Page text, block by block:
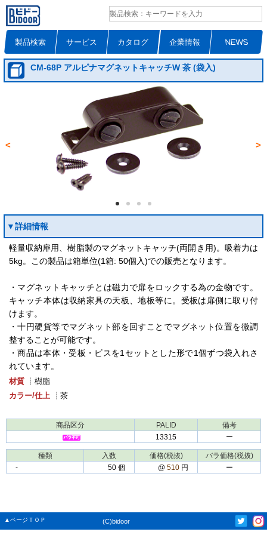
製品検索 サービス カタログ 企業情報 NEWS
CM-68P アルピナマグネットキャッチW 茶 (袋入)
< >
▼詳細情報
軽量収納扉用、樹脂製のマグネットキャッチ(両開き用)。吸着力は
5kg。この製品は箱単位(1箱: 50個入)での販売となります。
・マグネットキャッチとは磁力で扉をロックする為の金物です。
キャッチ本体は収納家具の天板、地板等に。受板は扉側に取り付
けます。
・十円硬貨等でマグネット部を回すことでマグネット位置を微調
整することが可能です。
・商品は本体・受板・ビスを1セットとした形で1個ずつ袋入れさ
れています。
材質
┊樹脂
カラー/仕上
┊茶
商品区分 PALID
備考
13315
ー
種類 入数 価格(税抜)
バラ価格(税抜)
-
50 個 @ 510 円 ー
▲ページＴＯＰ (C)bidoor